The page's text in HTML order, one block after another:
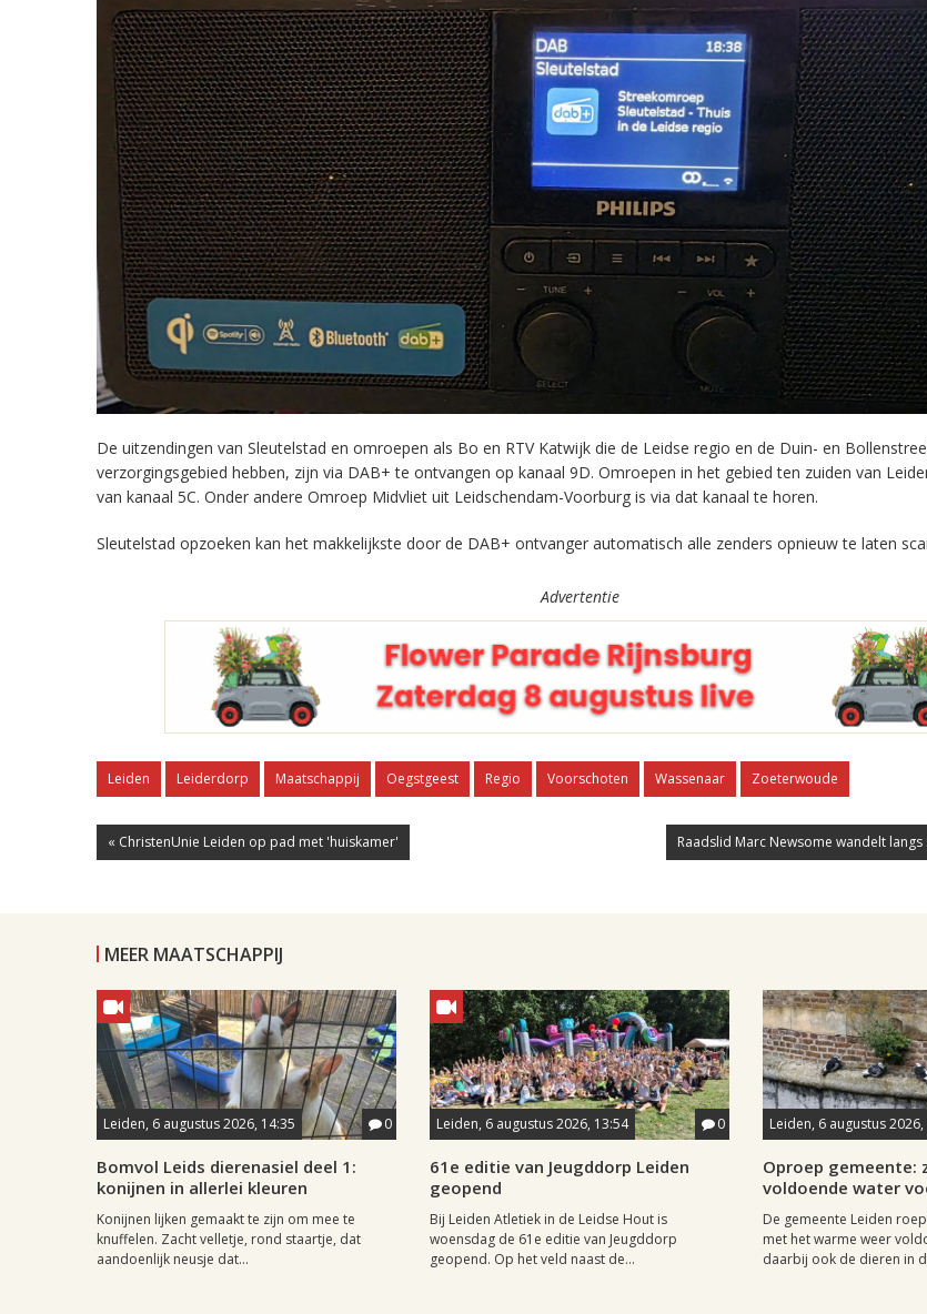
De uitzendingen van Sleutelstad en omroepen als Bo en RTV Katwijk die de Leidse regio en de Duin- en
verzorgingsgebied hebben, zijn via DAB+ te ontvangen op kanaal 9D. Omroepen in het gebied ten zuiden van
van kanaal 5C. Onder andere Omroep Midvliet uit Leidschendam-Voorburg is via dat kanaal te horen.
Sleutelstad opzoeken kan het makkelijkste door de DAB+ ontvanger automatisch alle zenders opnieuw te laten
Advertentie
Leiden Leiderdorp Maatschappij Oegstgeest Regio Voorschoten Wassenaar Zoeterwoude
« ChristenUnie Leiden op pad met 'huiskamer' Raadslid Marc Newsome wandelt
MEER MAATSCHAPPIJ
Leiden, 6 augustus 2026, 14:35 0
Bomvol Leids dierenasiel deel 1:
konijnen in allerlei kleuren
Konijnen lijken gemaakt te zijn om mee te
knuffelen. Zacht velletje, rond staartje, dat
aandoenlijk neusje dat...
Leiden, 6 augustus 2026, 13:54 0
61e editie van Jeugddorp Leiden
geopend
Bij Leiden Atletiek in de Leidse Hout is
woensdag de 61e editie van Jeugddorp
geopend. Op het veld naast de...
Leiden, 6 augustus
Oproep gemeente:
voldoende water
De gemeente Leiden
met het warme weer
daarbij ook de dieren in